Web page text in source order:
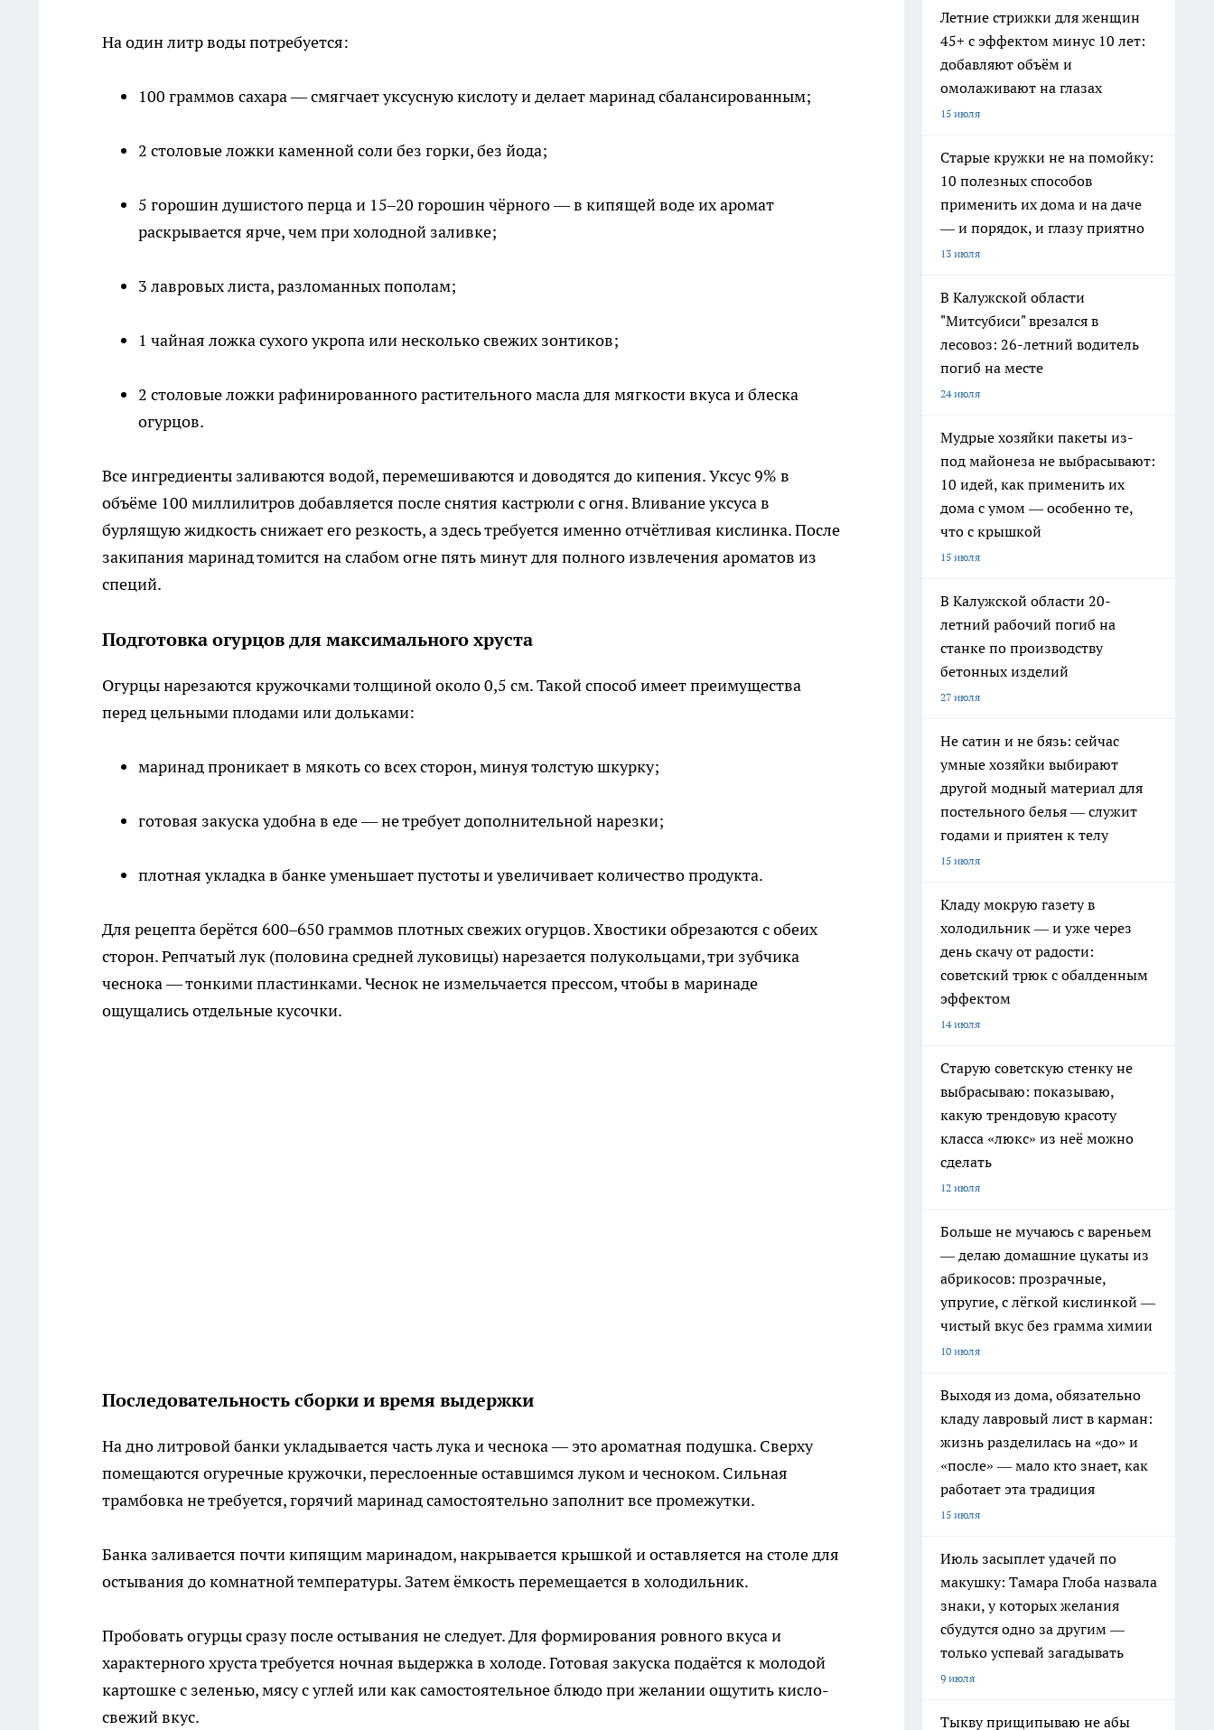
На один литр воды потребуется:
100 граммов сахара — смягчает уксусную кислоту и делает маринад сбалансированным;
2 столовые ложки каменной соли без горки, без йода;
5 горошин душистого перца и 15–20 горошин чёрного — в кипящей воде их аромат
раскрывается ярче, чем при холодной заливке;
3 лавровых листа, разломанных пополам;
1 чайная ложка сухого укропа или несколько свежих зонтиков;
2 столовые ложки рафинированного растительного масла для мягкости вкуса и блеска
огурцов.
Все ингредиенты заливаются водой, перемешиваются и доводятся до кипения. Уксус 9% в
объёме 100 миллилитров добавляется после снятия кастрюли с огня. Вливание уксуса в
бурлящую жидкость снижает его резкость, а здесь требуется именно отчётливая кислинка. После
закипания маринад томится на слабом огне пять минут для полного извлечения ароматов из
специй.
Подготовка огурцов для максимального хруста
Огурцы нарезаются кружочками толщиной около 0,5 см. Такой способ имеет преимущества
перед цельными плодами или дольками:
маринад проникает в мякоть со всех сторон, минуя толстую шкурку;
готовая закуска удобна в еде — не требует дополнительной нарезки;
плотная укладка в банке уменьшает пустоты и увеличивает количество продукта.
Для рецепта берётся 600–650 граммов плотных свежих огурцов. Хвостики обрезаются с обеих
сторон. Репчатый лук (половина средней луковицы) нарезается полукольцами, три зубчика
чеснока — тонкими пластинками. Чеснок не измельчается прессом, чтобы в маринаде
ощущались отдельные кусочки.
Последовательность сборки и время выдержки
На дно литровой банки укладывается часть лука и чеснока — это ароматная подушка. Сверху
помещаются огуречные кружочки, переслоенные оставшимся луком и чесноком. Сильная
трамбовка не требуется, горячий маринад самостоятельно заполнит все промежутки.
Банка заливается почти кипящим маринадом, накрывается крышкой и оставляется на столе для
остывания до комнатной температуры. Затем ёмкость перемещается в холодильник.
Пробовать огурцы сразу после остывания не следует. Для формирования ровного вкуса и
характерного хруста требуется ночная выдержка в холоде. Готовая закуска подаётся к молодой
картошке с зеленью, мясу с углей или как самостоятельное блюдо при желании ощутить кисло-
свежий вкус.
Летние стрижки для женщин
45+ с эффектом минус 10 лет:
добавляют объём и
омолаживают на глазах
15 июля
Старые кружки не на помойку:
10 полезных способов
применить их дома и на даче
— и порядок, и глазу приятно
13 июля
В Калужской области
"Митсубиси" врезался в
лесовоз: 26-летний водитель
погиб на месте
24 июля
Мудрые хозяйки пакеты из-
под майонеза не выбрасывают:
10 идей, как применить их
дома с умом — особенно те,
что с крышкой
15 июля
В Калужской области 20-
летний рабочий погиб на
станке по производству
бетонных изделий
27 июля
Не сатин и не бязь: сейчас
умные хозяйки выбирают
другой модный материал для
постельного белья — служит
годами и приятен к телу
15 июля
Кладу мокрую газету в
холодильник — и уже через
день скачу от радости:
советский трюк с обалденным
эффектом
14 июля
Старую советскую стенку не
выбрасываю: показываю,
какую трендовую красоту
класса «люкс» из неё можно
сделать
12 июля
Больше не мучаюсь с вареньем
— делаю домашние цукаты из
абрикосов: прозрачные,
упругие, с лёгкой кислинкой —
чистый вкус без грамма химии
10 июля
Выходя из дома, обязательно
кладу лавровый лист в карман:
жизнь разделилась на «до» и
«после» — мало кто знает, как
работает эта традиция
15 июля
Июль засыплет удачей по
макушку: Тамара Глоба назвала
знаки, у которых желания
сбудутся одно за другим —
только успевай загадывать
9 июля
Тыкву прищипываю не абы